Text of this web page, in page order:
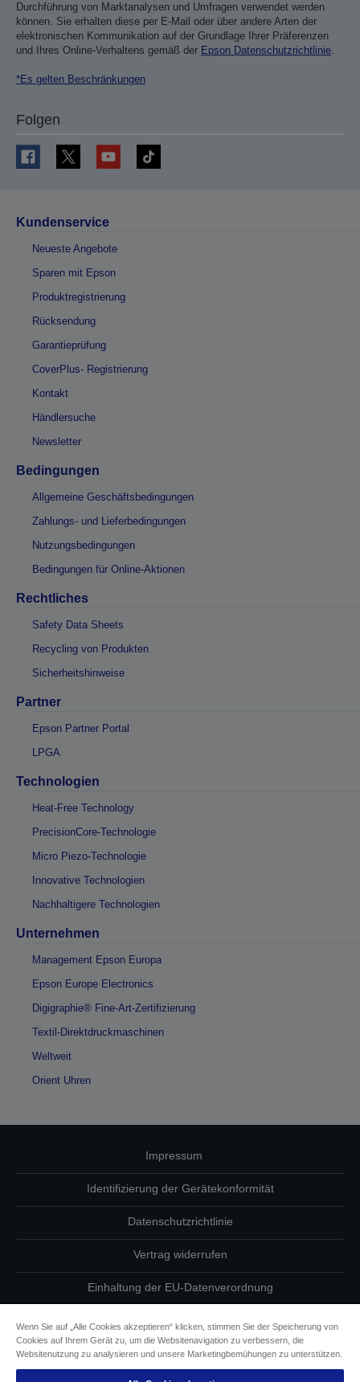
Durchführung von Marktanalysen und Umfragen verwendet werden
können. Sie erhalten diese per E-Mail oder über andere Arten der
elektronischen Kommunikation auf der Grundlage Ihrer Präferenzen
und Ihres Online-Verhaltens gemäß der Epson Datenschutzrichtlinie.
*Es gelten Beschränkungen
Folgen
Kundenservice
Neueste Angebote
Sparen mit Epson
Produktregistrierung
Rücksendung
Garantieprüfung
CoverPlus- Registrierung
Kontakt
Händlersuche
Newsletter
Bedingungen
Allgemeine Geschäftsbedingungen
Zahlungs- und Lieferbedingungen
Nutzungsbedingungen
Bedingungen für Online-Aktionen
Rechtliches
Safety Data Sheets
Recycling von Produkten
Sicherheitshinweise
Partner
Epson Partner Portal
LPGA
Technologien
Heat-Free Technology
PrecisionCore-Technologie
Micro Piezo-Technologie
Innovative Technologien
Nachhaltigere Technologien
Unternehmen
Management Epson Europa
Epson Europe Electronics
Digigraphie® Fine-Art-Zertifizierung
Textil-Direktdruckmaschinen
Weltweit
Orient Uhren
Impressum
Identifizierung der Gerätekonformität
Datenschutzrichtlinie
Vertrag widerrufen
Einhaltung der EU-Datenverordnung
Informationen zu Cookies
Wenn Sie auf „Alle Cookies akzeptieren“ klicken, stimmen Sie der Speicherung von
Cookies auf Ihrem Gerät zu, um die Websitenavigation zu verbessern, die
Websitenutzung zu analysieren und unsere Marketingbemühungen zu unterstützen.